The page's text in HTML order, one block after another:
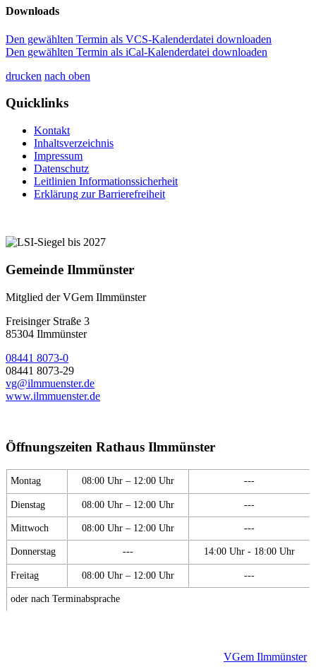
Downloads
Den gewählten Termin als VCS-Kalenderdatei downloaden
Den gewählten Termin als iCal-Kalenderdatei downloaden
drucken nach oben
Quicklinks
Kontakt
Inhaltsverzeichnis
Impressum
Datenschutz
Leitlinien Informationssicherheit
Erklärung zur Barrierefreiheit
Gemeinde Ilmmünster
Mitglied der VGem Ilmmünster
Freisinger Straße 3
85304 Ilmmünster
08441 8073-0
08441 8073-29
vg@ilmmuenster.de
www.ilmmuenster.de
Öffnungszeiten Rathaus Ilmmünster
Montag 08:00 Uhr – 12:00 Uhr ---
Dienstag 08:00 Uhr – 12:00 Uhr ---
Mittwoch 08:00 Uhr – 12:00 Uhr ---
Donnerstag --- 14:00 Uhr - 18:00 Uhr
Freitag 08:00 Uhr – 12:00 Uhr ---
oder nach Terminabsprache
VGem Ilmmünster